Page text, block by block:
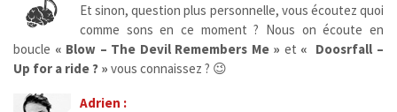
Et sinon, question plus personnelle, vous écoutez quoi
comme sons en ce moment ? Nous on écoute en
boucle « Blow – The Devil Remembers Me » et « Doosrfall –
Up for a ride ? » vous connaissez ? 😉
Adrien :